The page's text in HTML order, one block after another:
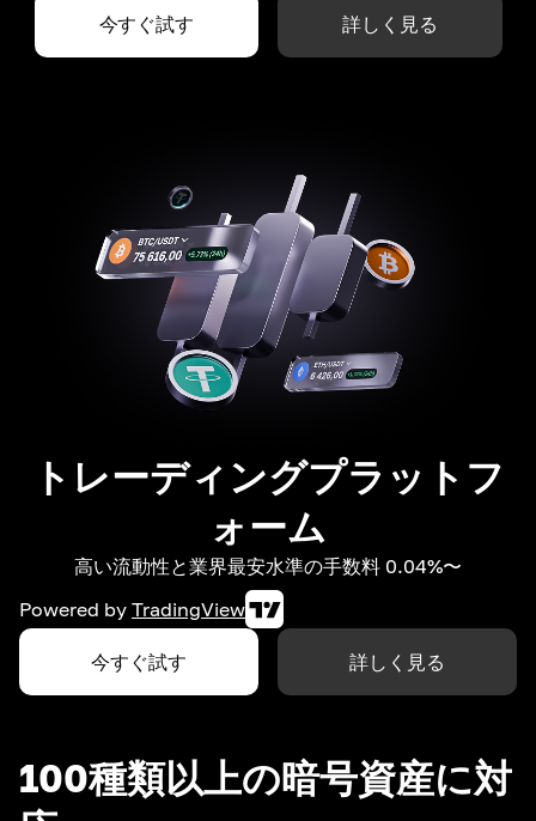
今すぐ試す 詳しく見る
トレーディングプラットフ
ォーム
高い流動性と業界最安水準の手数料 0.04%〜
Powered by TradingView
今すぐ試す 詳しく見る
100種類以上の暗号資産に対